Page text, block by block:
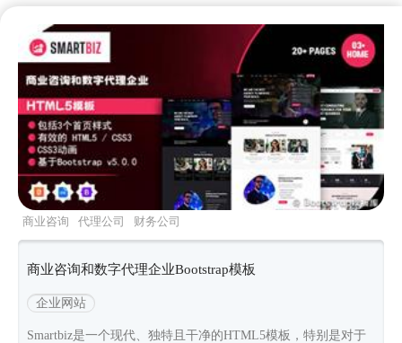
商业咨询 代理公司
财务公司
商业咨询和数字代理企业Bootstrap模板
企业网站
Smartbiz是一个现代、独特且干净的HTML5模板，特别是对于